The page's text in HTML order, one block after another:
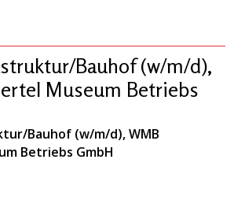
Bauhof (w/m/d),
Museum Betriebs
Bauhof (w/m/d), WMB
Betriebs GmbH